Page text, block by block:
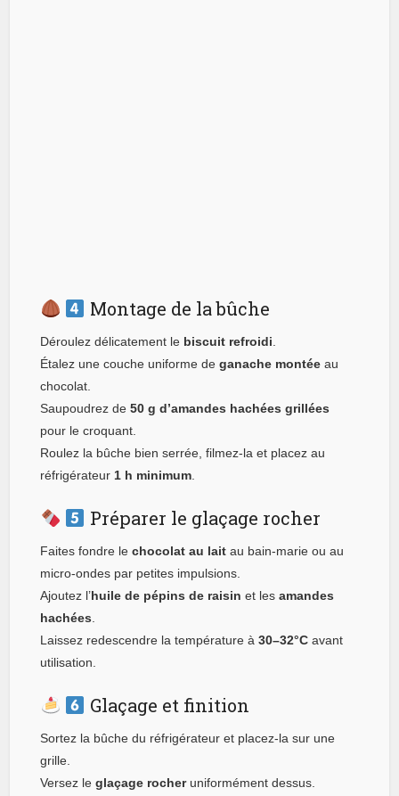
Montage de la bûche
Déroulez délicatement le biscuit refroidi
Étalez une couche uniforme deganache montée au
chocolat.
Saupoudrez de50 g d’amandes hachées grillées
pour le croquant.
Roulez la bûche bien serrée, filmez-la et placez au
réfrigérateur 1 h minimum
Préparer le glaçage rocher
Faites fondre lechocolat au lait au bain-marie ou au
micro-ondes par petites impulsions.
Ajoutez l’huile de pépins de raisin et lesamandes
hachées
Laissez redescendre la température à30–32°C avant
utilisation.
Glaçage et finition
Sortez la bûche du réfrigérateur et placez-la sur une
grille.
Versez leglaçage rocheruniformément dessus.